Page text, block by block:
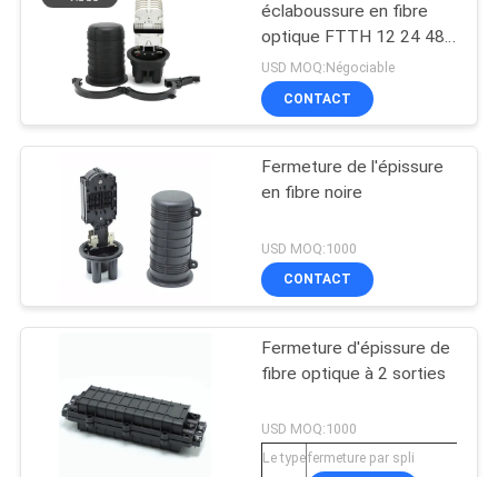
éclaboussure en fibre
optique FTTH 12 24 48
96 144 Type de dôme
conjoint de noyau
extérieur
USD MOQ:Négociable
CONTACT
Fermeture de l'épissure
en fibre noire
USD MOQ:1000
CONTACT
Fermeture d'épissure de
fibre optique à 2 sorties
USD MOQ:1000
Le typefermeture par spli